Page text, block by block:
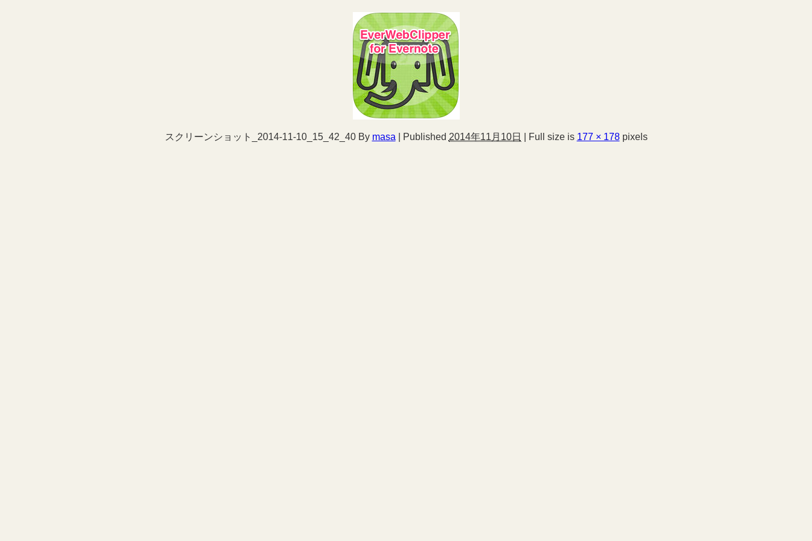
スクリーンショット_2014-11-10_15_42_40 By masa Published 2014年11月10日 Full size is 177 × 178pixels